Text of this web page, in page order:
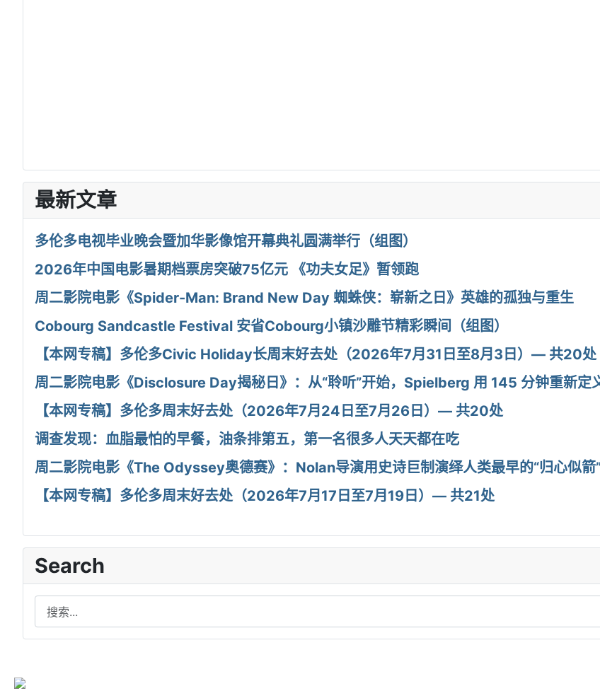
最新文章
多伦多电视毕业晚会暨加华影像馆开幕典礼圆满举行（组图）
2026年中国电影暑期档票房突破75亿元 《功夫女足》暂领跑
周二影院电影《Spider-Man: Brand New Day 蜘蛛侠：崭新之日》英雄的孤独与重生
Cobourg Sandcastle Festival 安省Cobourg小镇沙雕节精彩瞬间（组图）
【本网专稿】多伦多Civic Holiday长周末好去处（2026年7月31日至8月3日）— 共20处
周二影院电影《Disclosure Day揭秘日》：从“聆听”开始，Spielberg 用 145 分钟重新定
【本网专稿】多伦多周末好去处（2026年7月24日至7月26日）— 共20处
调查发现：血脂最怕的早餐，油条排第五，第一名很多人天天都在吃
周二影院电影《The Odyssey奥德赛》：Nolan导演用史诗巨制演绎人类最早的“归心似箭
【本网专稿】多伦多周末好去处（2026年7月17日至7月19日）— 共21处
Search
Search